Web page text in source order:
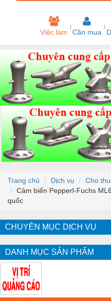
Việc làm Cần mua
Trang chủ Dịch vụ
Cho
Cảm biến Pepperl-Fuchs
quốc
CHUYÊN MỤC DỊCH VỤ
DANH MỤC SẢN PHẨM